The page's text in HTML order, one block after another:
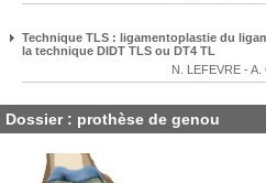
Technique TLS : ligamentoplastie du
la technique DIDT TLS ou DT4 TL
N. LEFEVRE - A.
Dossier : prothèse de genou